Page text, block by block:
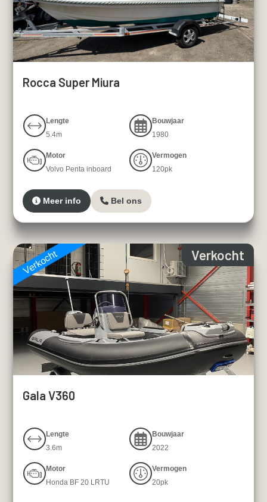
Rocca Super Miura
Lengte
5.4m
Bouwjaar
1980
Motor
Volvo Penta inboard
Vermogen
120pk
Meer info Bel ons
Verkocht
Verkocht
Gala V360
Lengte
3.6m
Bouwjaar
2022
Motor
Honda BF 20 LRTU
Vermogen
20pk